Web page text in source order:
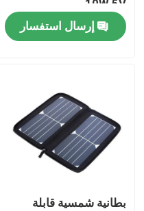
مراقبة الجودة
لوحة شمسية مرنة
بطانية شمسية قابلة للطي
شاحن البطاريات الشمسية
10W 5V
إرسال استفسار
بطانية شمسية قابلة